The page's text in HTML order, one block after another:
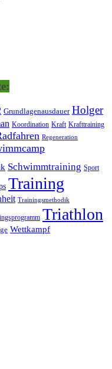
Grundlagenausdauer Holger
Koordination Kraft Krafttraining
Regeneration
Schwimmtraining Sport
Training
Trainingsmethodik
Triathlon
Wettkampf